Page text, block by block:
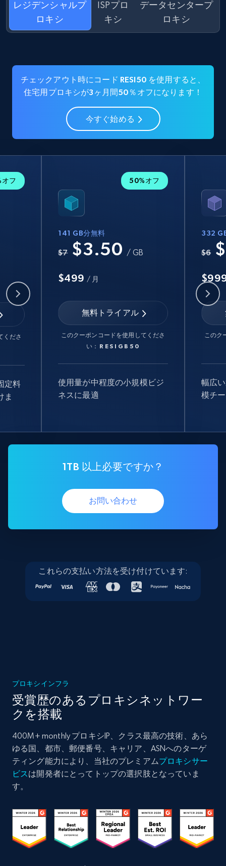
レジデンシャルプ
ロキシ
ISPプロ
キシ
データセンタープ
ロキシ
チェックアウト時にコード RESI50 を使用すると、
住宅用プロキシが3ヶ月間50％オフになります！
今すぐ始める
フ
くださ
定料
ま
50%オフ
141 GB分無料
$7 $3.50 / GB
$499 / 月
無料トライアル
このクーポンコードを使用してくださ
い：
RESIGB50
使用量が中程度の小規模ビジ
ネスに最適
332
$6
このク
幅広
模チ
1TB 以上必要ですか？
お問い合わせ
これらの支払い方法を受け付けています:
プロキシインフラ
受賞歴のあるプロキシネットワー
クを搭載
400M+ monthly プロキシIP、クラス最高の技術、あら
ゆる国、都市、郵便番号、キャリア、ASNへのターゲ
ティング能力により、当社のプレミアムプロキシサー
ビスは開発者にとってトップの選択肢となっていま
す。